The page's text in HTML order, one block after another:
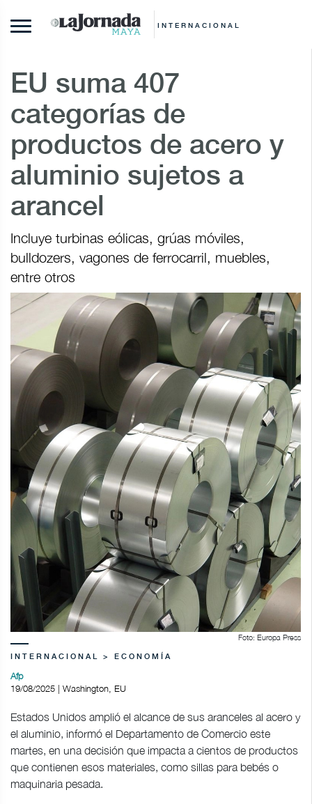
INTERNACIONAL
EU suma 407
categorías de
productos de acero y
aluminio sujetos a
arancel
Incluye turbinas eólicas, grúas móviles,
bulldozers, vagones de ferrocarril, muebles,
entre otros
Foto: Europa Press
INTERNACIONAL > ECONOMÍA
Afp
19/08/2025 | Washington, EU
Estados Unidos amplió el alcance de sus aranceles al acero y
el aluminio, informó el Departamento de Comercio este
martes, en una decisión que impacta a cientos de productos
que contienen esos materiales, como sillas para bebés o
maquinaria pesada.